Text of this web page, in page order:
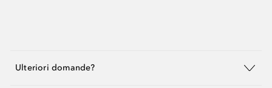
Ulteriori domande?